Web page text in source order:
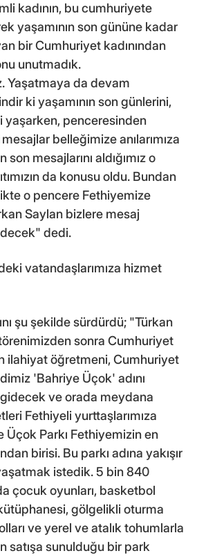
kadının, bu cumhuriyete
yaşamının son gününe kadar
bir Cumhuriyet kadınından
unutmadık.
Yaşatmaya da devam
ki yaşamının son günlerini,
yaşarken, penceresinden
belleğimize anılarımıza
mesajlarını aldığımız o
da konusu oldu. Bundan
o pencere Fethiyemize
Saylan bizlere mesaj
dedi.
vatandaşlarımıza hizmet
şu şekilde sürdürdü; "Türkan
törenimizden sonra Cumhuriyet
ilahiyat öğretmeni, Cumhuriyet
'Bahriye Üçok' adını
gidecek ve orada meydana
Fethiyeli yurttaşlarımıza
Üçok Parkı Fethiyemizin en
birisi. Bu parkı adına yakışır
istedik. 5 bin 840
çocuk oyunları, basketbol
gölgelikli oturma
ve yerel ve atalık tohumlarla
satışa sunulduğu bir park